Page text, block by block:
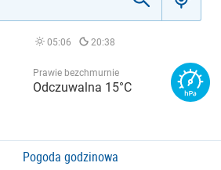
05:06 20:38
Prawie bezchmurnie
Odczuwalna 15°C
Pogoda godzinowa